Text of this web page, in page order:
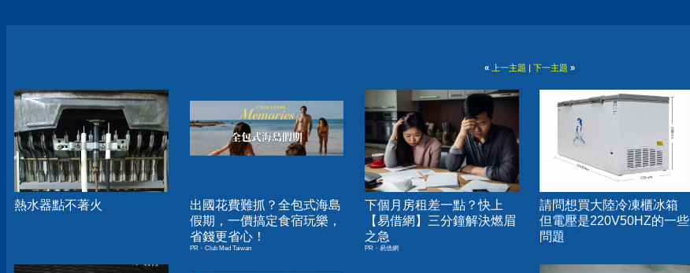
« 上一主題 | 下一主題 »
熱水器點不著火
出國花費難抓？全包式海島
假期，一價搞定食宿玩樂，
省錢更省心！
PR・Club Med Taiwan
下個月房租差一點？快上
【易借網】三分鐘解決燃眉
之急
PR・易借網
請問想買大陸冷凍櫃冰箱
但電壓是220V50HZ的一些
問題